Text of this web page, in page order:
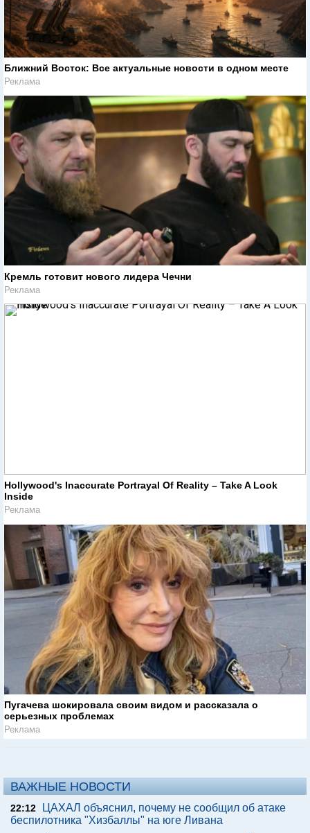
Ближний Восток: Все актуальные новости в одном месте
Реклама
Кремль готовит нового лидера Чечни
Реклама
Hollywood's Inaccurate Portrayal Of Reality – Take A Look
Inside
Реклама
Пугачева шокировала своим видом и рассказала о
серьезных проблемах
Реклама
ВАЖНЫЕ НОВОСТИ
22:12
ЦАХАЛ объяснил, почему не сообщил об атаке
беспилотника "Хизбаллы" на юге Ливана